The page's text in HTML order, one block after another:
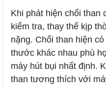
Khi phát hiện chổi than
kiểm tra, thay thế kịp
nặng. Chổi than hiện
thước khác nhau phù
máy hút bụi nhất định.
than tương thích với